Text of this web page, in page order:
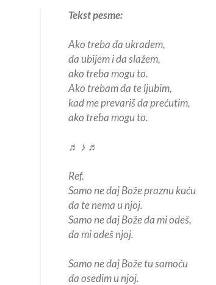
Tekst pesme:
Ako treba da ukradem,
da ubijem i da slažem,
ako treba mogu to.
Ako trebam da te ljubim,
kad me prevariš da prećutim,
ako treba mogu to.
♬ ♪ ♬
Ref.
Samo ne daj Bože praznu kuću
da te nema u njoj.
Samo ne daj Bože da mi odeš,
da mi odeš njoj.
Samo ne daj Bože tu samoću
da osedim u njoj.